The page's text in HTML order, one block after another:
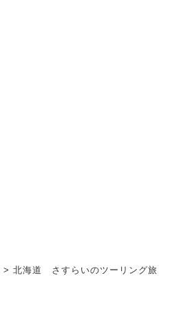
>北海道 さすらいのツーリング